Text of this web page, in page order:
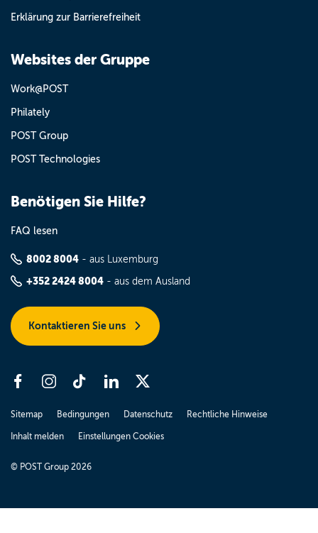
Erklärung zur Barrierefreiheit
Websites der Gruppe
Work@POST
Philately
POST Group
POST Technologies
Benötigen Sie Hilfe?
FAQ lesen
8002 8004 - aus Luxemburg
+352 2424 8004 - aus dem Ausland
Kontaktieren Sie uns
Sitemap Bedingungen Datenschutz Rechtliche Hinweise
Inhalt melden Einstellungen Cookies
© POST Group 2026